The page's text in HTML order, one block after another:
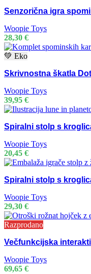
Senzorična igra
Woopie Toys
28,30 €
💚 Eko
Skrivnostna škatla
Woopie Toys
39,95 €
Spiralni stolp s
Woopie Toys
20,45 €
Spiralni stolp s
Woopie Toys
29,30 €
Razprodano
Večfunkcijska
Woopie Toys
69,65 €